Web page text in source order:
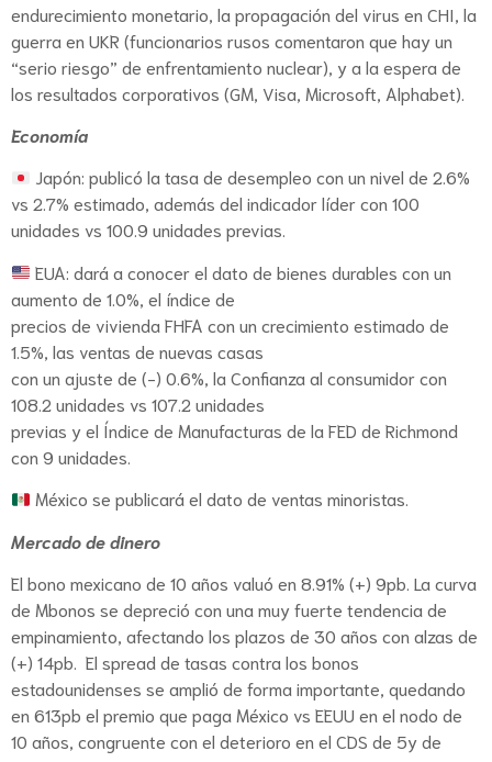
endurecimiento monetario, la propagación del virus en CHI, la
guerra en UKR (funcionarios rusos comentaron que hay un
“serio riesgo” de enfrentamiento nuclear), y a la espera de
los resultados corporativos (GM, Visa, Microsoft, Alphabet).
Economía
Japón: publicó la tasa de desempleo con un nivel de 2.6%
vs 2.7% estimado, además del indicador líder con 100
unidades vs 100.9 unidades previas.
EUA: dará a conocer el dato de bienes durables con un
aumento de 1.0%, el índice de
precios de vivienda FHFA con un crecimiento estimado de
1.5%, las ventas de nuevas casas
con un ajuste de (-) 0.6%, la Confianza al consumidor con
108.2 unidades vs 107.2 unidades
previas y el Índice de Manufacturas de la FED de Richmond
con 9 unidades.
México se publicará el dato de ventas minoristas.
Mercado de dinero
El bono mexicano de 10 años valuó en 8.91% (+) 9pb. La curva
de Mbonos se depreció con una muy fuerte tendencia de
empinamiento, afectando los plazos de 30 años con alzas de
(+) 14pb. El spread de tasas contra los bonos
estadounidenses se amplió de forma importante, quedando
en 613pb el premio que paga México vs EEUU en el nodo de
10 años, congruente con el deterioro en el CDS de 5y de